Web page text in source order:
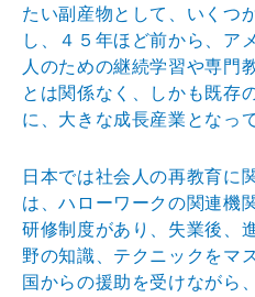
たい副産物として、いくつ
し、４５年ほど前から、ア
人のための継続学習や専門
とは関係なく、しかも既存
に、大きな成長産業となっ
日本では社会人の再教育に
は、ハローワークの関連機
研修制度があり、失業後、
野の知識、テクニックをマ
国からの援助を受けながら